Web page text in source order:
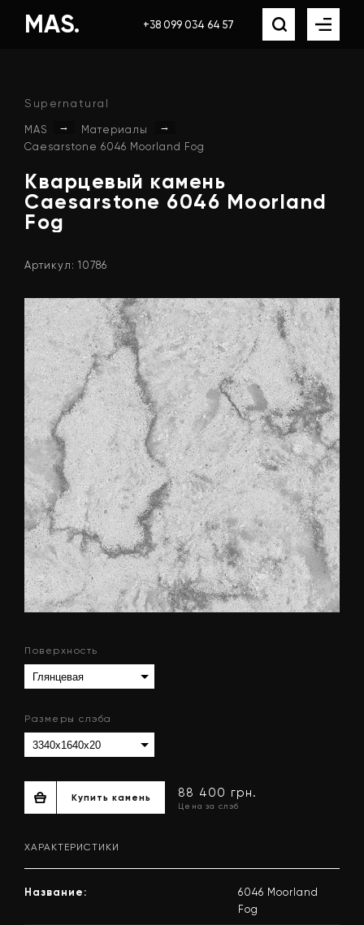
MAS. +38 099 034 64 57
Supernatural
MAS → Материалы
→
Caesarstone 6046 Moorland Fog
Кварцевый камень
Caesarstone 6046 Moorland
Fog
Артикул: 10786
Поверхность
Размеры слэба
ХАРАКТЕРИСТИКИ
Название:
6046 Moorland
Fog